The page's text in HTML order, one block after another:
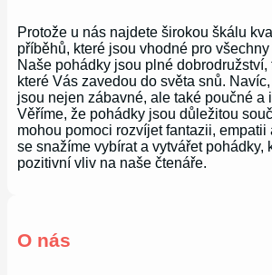
Protože u nás najdete širokou škálu
příběhů, které jsou vhodné pro
Naše pohádky jsou plné dobrodružství,
které Vás zavedou do světa snů.
jsou nejen zábavné, ale také poučné a
Věříme, že pohádky jsou důležitou
mohou pomoci rozvíjet fantazii, empatii
se snažíme vybírat a vytvářet pohádky,
pozitivní vliv na naše čtenáře.
O nás